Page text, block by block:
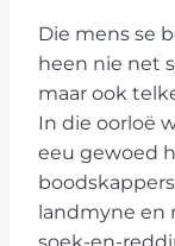
Die mens se
heen nie net
maar ook
In die oorloë
eeu gewoed
landmyne en